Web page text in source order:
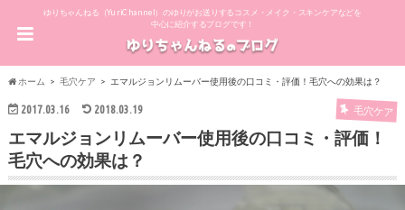
ゆりちゃんねる（YuriChannel）のゆりがお送りするコスメ・メイク・スキンケアなどを
中心に紹介するブログです！
ホーム 毛穴ケア エマルジョンリムーバー使用後の口コミ・評価！毛穴への効果は？
2017.03.16 2018.03.19 毛穴ケア
エマルジョンリムーバー使用後の口コミ・評価！
毛穴への効果は？